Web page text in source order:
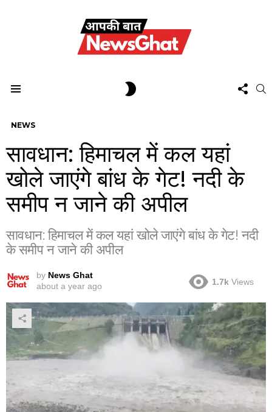
US
NEWS
सावधान: हिमाचल में कल यहां
खोले जाएंगे बांध के गेट! नदी के
समीप न जाने की अपील
सावधान: हिमाचल में कल यहां खोले जाएंगे बांध के गेट! नदी
के समीप न जाने की अपील
by News Ghat
about a year ago
1.7k Views